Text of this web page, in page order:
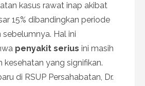
kasus rawat inap akibat
15% dibandingkan periode
Hal ini
penyakit serius ini masih
kesehatan yang signifikan.
di RSUP Persahabatan, Dr.